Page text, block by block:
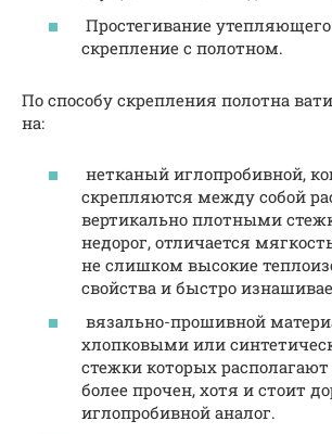
Простегивание
скрепление с полотном.
По способу скрепления полотна
на:
нетканый иглопробивной,
скрепляются между собой
вертикально плотными
недорог, отличается
не слишком высокие
свойства и быстро
вязально-прошивной
хлопковыми или
стежки которых
более прочен, хотя и стоит
иглопробивной аналог.